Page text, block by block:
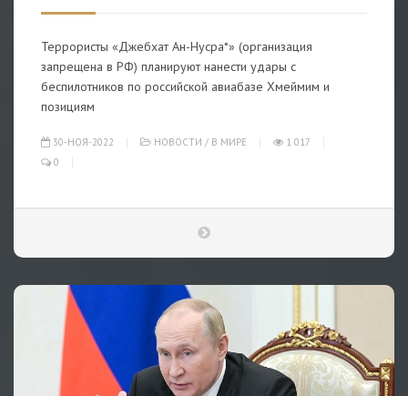
Террористы «Джебхат Ан-Нусра*» (организация
запрещена в РФ) планируют нанести удары с
беспилотников по российской авиабазе Хмеймим и
позициям
30-НОЯ-2022 НОВОСТИ / В МИРЕ
1 017
0